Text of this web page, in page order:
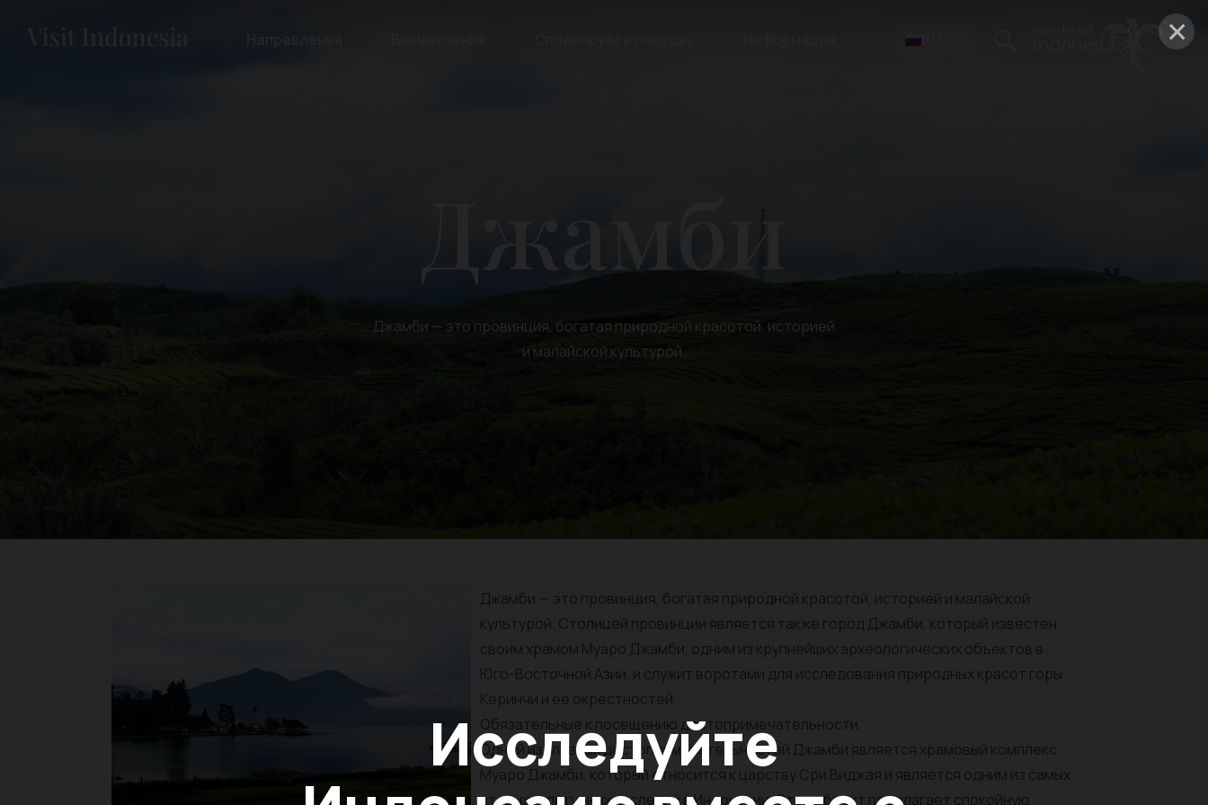
×
Исследуйте
RU-RU
Джамби
Джамби — это провинция, богатая природной красотой, историей
и малайской культурой.
Джамби — это провинция, богатая природной красотой, историей и малайской
культурой. Столицей провинции является также город Джамби, который известен
своим храмом Муаро Джамби, одним из крупнейших археологических объектов в
Юго-Восточной Азии, и служит воротами для исследования природных красот горы
Керинчи и её окрестностей.
Обязательные к посещению достопримечательности
Одной из главных достопримечательностей Джамби является храмовый комплекс
Муаро Джамби, который относится к царству Сри Виджая и является одним из самых
старых культурных наследий в Индонезии. Этот объект предлагает спокойную